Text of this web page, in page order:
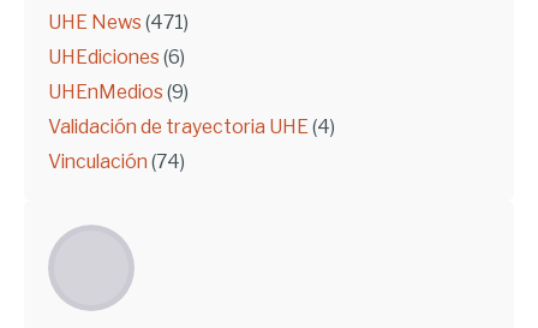
UHE News (471)
UHEdiciones (6)
UHEnMedios (9)
Validación de trayectoria UHE (4)
Vinculación (74)